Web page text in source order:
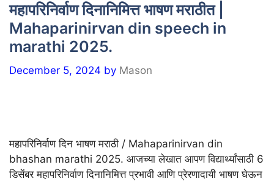
महापरिनिर्वाण दिनानिमित्त भाषण मराठीत |
Mahaparinirvan din speech in
marathi 2025.
December 5, 2024 by Mason
महापरिनिर्वाण दिन भाषण मराठी / Mahaparinirvan din
bhashan marathi 2025. आजच्या लेखात आपण विद्यार्थ्यांसाठी 6
डिसेंबर महापरिनिर्वाण दिनानिमित्त प्रभावी आणि प्रेरणादायी भाषण घेऊन